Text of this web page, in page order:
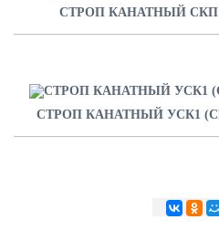
СТРОП КАНАТНЫЙ СКП
СТРОП КАНАТНЫЙ УСК1